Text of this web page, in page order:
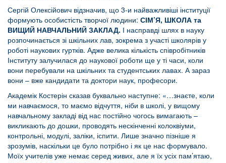
Сергій Олексійович відзначив, що 3-и найважливіші інституції
формують особистість творчої людини: СІМ’Я, ШКОЛА та
ВИЩИЙ НАВЧАЛЬНИЙ ЗАКЛАД. І насправді шлях в науку
розпочинається зі шкільних лав, зокрема з участі школярів у
роботі наукових гуртків. Адже велика кількість співробітників
Інституту залучилася до наукової роботи ще у ті часи, коли
вони перебували на шкільних та студентських лавах. А зараз
вони – вже кандидати та доктори наук, професори.
Академік Костерін сказав буквально наступне: «…знаєте, коли
ми навчаємося, то маємо відчуття, ніби в школі, у вищому
навчальному закладі від нас постійно чогось вимагають –
викликають до дошки, проводять нескінченні колоквіуми,
контрольні, модулі, заліки, іспити. Лише значно пізніше я
зрозумів, наскільки це було потрібно і як це нас формувало.
Моїх учителів уже немає серед живих, але я їх усіх пам’ятаю,